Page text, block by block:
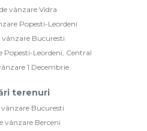
vânzare Vidra
Popesti-Leordeni
vânzare Bucuresti
Popesti-Leordeni, Central
1 Decembrie
terenuri
vânzare Bucuresti
vânzare Berceni